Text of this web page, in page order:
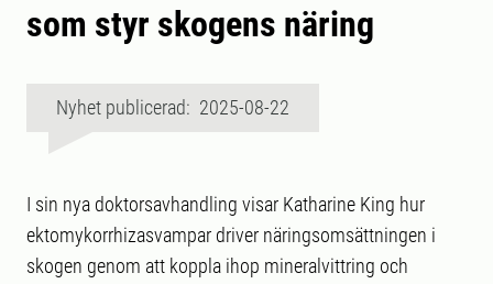
som styr skogens näring
Nyhet publicerad: 2025-08-22
I sin nya doktorsavhandling visar Katharine King hur
ektomykorrhizasvampar driver näringsomsättningen i
skogen genom att koppla ihop mineralvittring och